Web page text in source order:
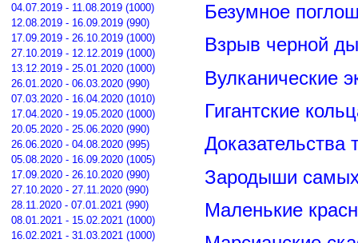
04.07.2019 - 11.08.2019 (1000)
12.08.2019 - 16.09.2019 (990)
17.09.2019 - 26.10.2019 (1000)
27.10.2019 - 12.12.2019 (1000)
13.12.2019 - 25.01.2020 (1000)
26.01.2020 - 06.03.2020 (990)
07.03.2020 - 16.04.2020 (1010)
17.04.2020 - 19.05.2020 (1000)
20.05.2020 - 25.06.2020 (990)
26.06.2020 - 04.08.2020 (995)
05.08.2020 - 16.09.2020 (1005)
17.09.2020 - 26.10.2020 (990)
27.10.2020 - 27.11.2020 (990)
28.11.2020 - 07.01.2021 (990)
08.01.2021 - 15.02.2021 (1000)
16.02.2021 - 31.03.2021 (1000)
Безумное
Взрыв черной
Вулканические
Гигантские
Доказательства
Зародыши самых
Маленькие